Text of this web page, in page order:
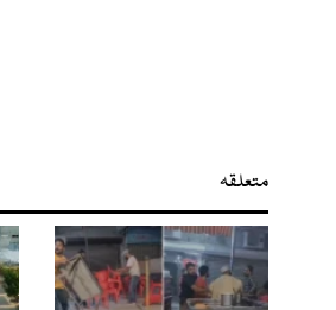
متعلقہ